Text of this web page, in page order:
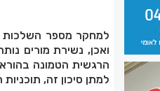
למחקר מספר השלכות
ואכן, נשירת מורים
הרגשית הטמונה
למתן סיכון זה,